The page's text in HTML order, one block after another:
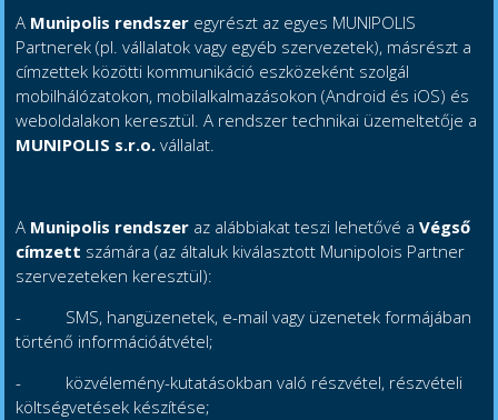
A Munipolis rendszer egyrészt az egyes MUNIPOLIS
Partnerek (pl. vállalatok vagy egyéb szervezetek), másrészt a
címzettek közötti kommunikáció eszközeként szolgál
mobilhálózatokon, mobilalkalmazásokon (Android és iOS) és
weboldalakon keresztül. A rendszer technikai üzemeltetője a
MUNIPOLIS s.r.o. vállalat.
A Munipolis rendszer az alábbiakat teszi lehetővé aVégső
címzett számára (az általuk kiválasztott Munipolois Partner
szervezeteken keresztül):
- SMS, hangüzenetek, e-mail vagy üzenetek formájában
történő információátvétel;
- közvélemény-kutatásokban való részvétel, részvételi
költségvetések készítése;